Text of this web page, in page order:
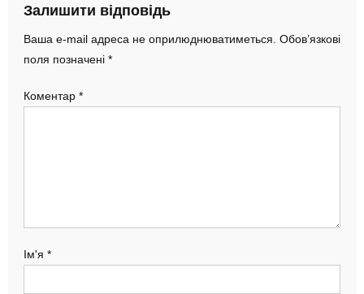
Залишити відповідь
Ваша e-mail адреса не оприлюднюватиметься. Обов’язкові
поля позначені *
Коментар *
Ім'я *